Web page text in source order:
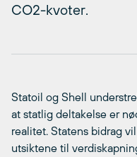
CO2-kvoter.
Statoil og Shell
at statlig deltakelse er
realitet. Statens bidrag
utsiktene til